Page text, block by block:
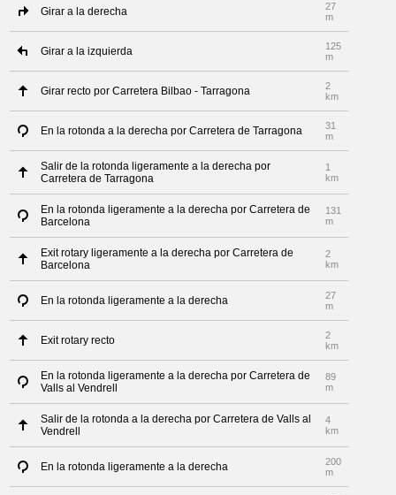
Girar a la derecha
27
m
Girar a la izquierda
125
m
Girar recto por Carretera Bilbao - Tarragona
2
km
En la rotonda a la derecha por Carretera de Tarragona
31
m
Salir de la rotonda ligeramente a la derecha por
Carretera de Tarragona
1
km
En la rotonda ligeramente a la derecha por Carretera de
Barcelona
131
m
Exit rotary ligeramente a la derecha por Carretera de
Barcelona
2
km
En la rotonda ligeramente a la derecha
27
m
Exit rotary recto
2
km
En la rotonda ligeramente a la derecha por Carretera de
Valls al Vendrell
89
m
Salir de la rotonda a la derecha por Carretera de Valls al
Vendrell
4
km
En la rotonda ligeramente a la derecha
200
m